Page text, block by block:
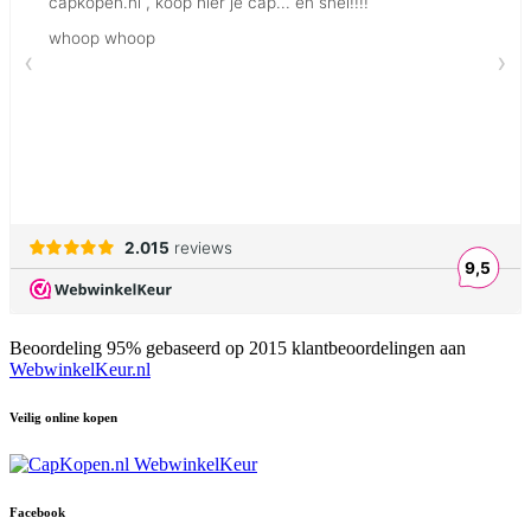
Beoordeling 95% gebaseerd op 2015 klantbeoordelingen aan
WebwinkelKeur.nl
Veilig online kopen
Facebook